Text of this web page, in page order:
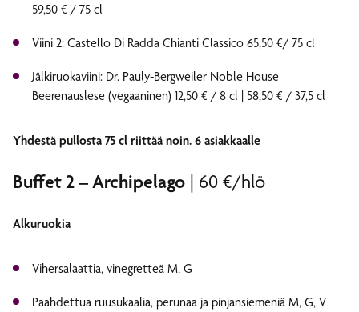
59,50 € / 75 cl
Viini 2: Castello Di Radda Chianti Classico 65,50 €/ 75 cl
Jälkiruokaviini: Dr. Pauly-Bergweiler Noble House
Beerenauslese (vegaaninen) 12,50 € / 8 cl | 58,50 € / 37,5 cl
Yhdestä pullosta 75 cl riittää noin. 6 asiakkaalle
Buffet 2 – Archipelago | 60 €/hlö
Alkuruokia
Vihersalaattia, vinegretteä M, G
Paahdettua ruusukaalia, perunaa ja pinjansiemeniä M, G, V